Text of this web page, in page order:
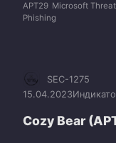
APT29 Microsoft
Phishing
SEC-1275
15.04.2023
Cozy Bear